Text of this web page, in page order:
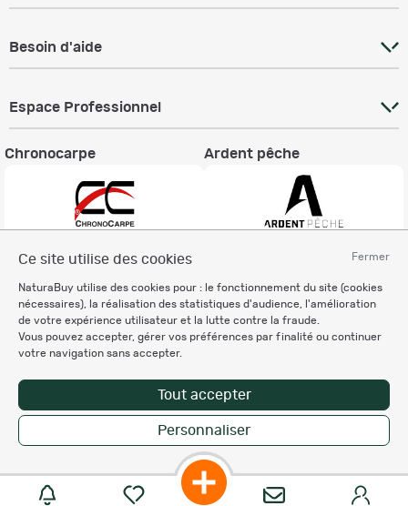
Fermer
Ce site utilise des cookies
NaturaBuy utilise des cookies pour : le fonctionnement du site (cookies
nécessaires), la réalisation des statistiques d'audience, l'amélioration
de votre expérience utilisateur et la lutte contre la fraude.
Vous pouvez accepter, gérer vos préférences par finalité ou continuer
votre navigation sans accepter.
Tout accepter
Personnaliser
Besoin d'aide
Espace Professionnel
Chronocarpe Ardent pêche
Charte éthique
Mentions légales
Règlement & Conditions d'utilisation
Politique de protection
des données personnelles
Personnalisation des cookies
Copyright © 2007-2026 NaturaBuy. Tous droits réservés. N°CNIL: 1239459.
Les marques commerciales mentionnées appartiennent à leurs propriétaires
respectifs in 0.084 s
Suggestions de recherche